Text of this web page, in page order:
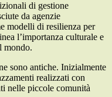
di gestione
da agenzie
modelli di resilienza per
l’importanza culturale e
mondo.
sono antiche. Inizialmente
realizzati con
nelle piccole comunità